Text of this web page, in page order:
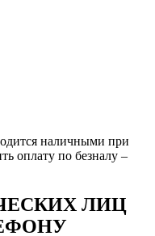
наличными при
оплату по безналу –
ЛИЦ